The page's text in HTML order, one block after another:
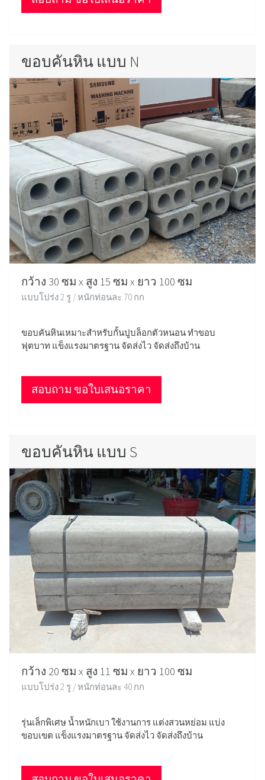
ขอบคันหิน แบบ N
กว้าง 30 ซม x สูง 15 ซม x ยาว 100 ซม
แบบโปร่ง 2 รู / หนักท่อนละ 70 กก
ขอบคันหินเหมาะสำหรับกั้นปูบล็อกตัวหนอน ทำขอบ
ฟุตบาท แข็งแรงมาตรฐาน จัดส่งไว จัดส่งถึงบ้าน
สอบถาม ขอใบเสนอราคา
ขอบคันหิน แบบ S
กว้าง 20 ซม x สูง 11 ซม x ยาว 100 ซม
แบบโปร่ง 2 รู / หนักท่อนละ 40 กก
รุ่นเล็กพิเศษ น้ำหนักเบา ใช้งานการ แต่งสวนหย่อม แบ่ง
ขอบเขต แข็งแรงมาตรฐาน จัดส่งไว จัดส่งถึงบ้าน